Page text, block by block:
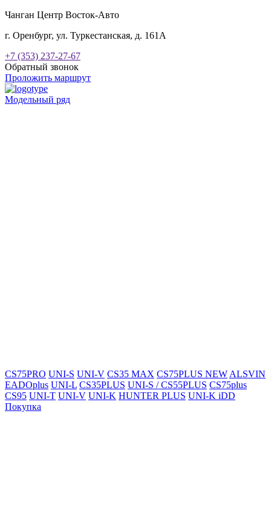
Чанган Центр Восток-Авто
г. Оренбург, ул. Туркестанская, д. 161А
+7 (353) 237-27-67
Обратный звонок
Проложить маршрут
Модельный ряд
CS75PRO UNI-S UNI-V CS35 MAX CS75PLUS NEW ALSVIN
EADOplus UNI-L CS35PLUS UNI-S / CS55PLUS CS75plus
CS95 UNI-T UNI-V UNI-K HUNTER PLUS UNI-K iDD
Покупка